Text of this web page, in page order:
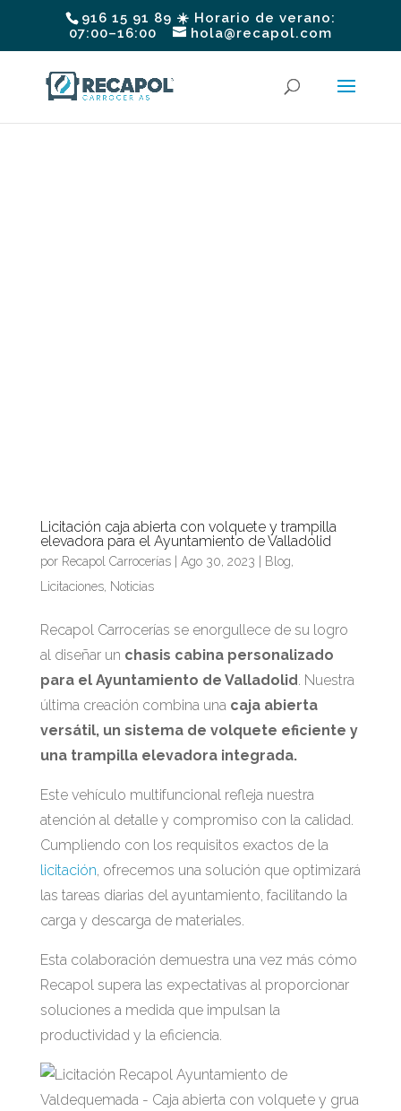
916 15 91 89 ☀️ Horario de verano:
07:00–16:00
hola@recapol.com
Licitación caja abierta con volquete y trampilla
elevadora para el Ayuntamiento de Valladolid
por Recapol Carrocerías| Ago 30, 2023 Blog,
Licitaciones, Noticias
Recapol Carrocerías se enorgullece de su logro
al diseñar un chasis cabina personalizado
para el Ayuntamiento de Valladolid. Nuestra
última creación combina una caja abierta
versátil, un sistema de volquete eficiente y
una trampilla elevadora integrada.
Este vehículo multifuncional refleja nuestra
atención al detalle y compromiso con la calidad.
Cumpliendo con los requisitos exactos de la
licitación, ofrecemos una solución que optimizará
las tareas diarias del ayuntamiento, facilitando la
carga y descarga de materiales.
Esta colaboración demuestra una vez más cómo
Recapol supera las expectativas al proporcionar
soluciones a medida que impulsan la
productividad y la eficiencia.